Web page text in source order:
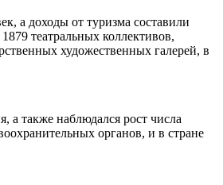
а доходы от туризма составили
театральных коллективов,
художественных галерей, в
а также наблюдался рост числа
органов, и в стране